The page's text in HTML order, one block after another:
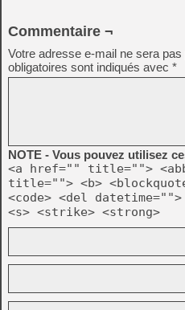
Commentaire ¬
Votre adresse e-mail ne sera pas
obligatoires sont indiqués avec *
NOTE - Vous pouvez utilisez
<a href="" title="">
title=""> <b>
<code> <del
<s> <strike> <strong>